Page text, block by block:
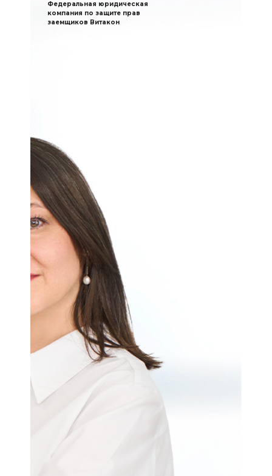
Федеральная юридическая
компания по защите прав
заемщиков Витакон